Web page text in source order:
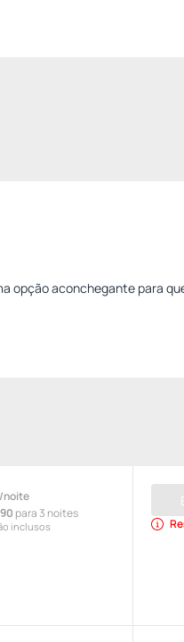
opção aconchegante para
/noite
para 3 noites
inclusos